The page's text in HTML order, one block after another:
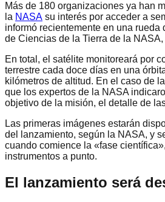
Más de 180 organizaciones ya han
la NASA su interés por acceder a
informó recientemente en una rueda
de Ciencias de la Tierra de la
En total, el satélite monitoreará por
terrestre cada doce días en una
kilómetros de altitud. En el caso de
que los expertos de la NASA
objetivo de la misión, el detalle de
Las primeras imágenes estarán
del lanzamiento, según la NASA, y
cuando comience la «fase
instrumentos a punto.
El lanzamiento será